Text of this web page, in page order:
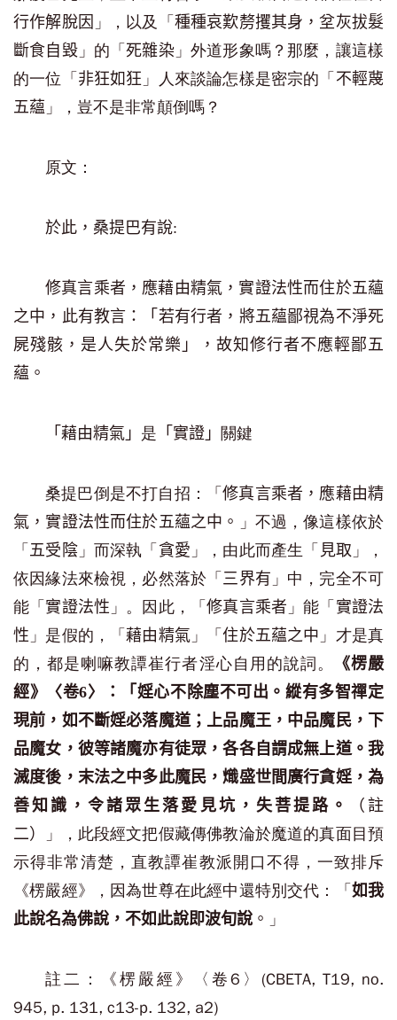
行作解脫因 」，以及「 種種哀歎剺攫其身，坌灰拔髮
斷食自毀」的「死雜染」外道形象嗎？那麼，讓這樣
的一位「 非狂如狂 」人來談論怎樣是密宗的「 不輕蔑
五蘊 」，豈不是非常顛倒嗎？
原文：
於此，桑提巴有說:
修真言乘者，應藉由精氣，實證法性而住於五蘊
之中，此有教言：「若有行者，將五蘊鄙視為不淨死
屍殘骸，是人失於常樂」，故知修行者不應輕鄙五
蘊。
「藉由精氣」 是 「實證」 關鍵
桑提巴倒是不打自招：「修真言乘者，應藉由精
氣，實證法性而住於五蘊之中。
」不過，像這樣依於
「 五受陰」而深執「 貪愛 」，由此而產生「 見取 」，
依因緣法來檢視，必然落於「 三界有 」中，完全不可
能「 實證法性 」。因此，「修真言乘者 」能「 實證法
性 」是假的，「藉由精氣 」「住於五蘊之中 」才是真
的，都是喇嘛教譚崔行者淫心自用的說詞。
《楞嚴
經》〈卷6〉：「 婬心不除塵不可出。縱有多智禪定
現前，如不斷婬必落魔道；上品魔王，中品魔民，下
品魔女，彼等諸魔亦有徒眾，各各自謂成無上道。我
滅度後，末法之中多此魔民，熾盛世間廣行貪婬，為
善知識，令諸眾生落愛見坑，失菩提路。
（註
二）
」， 此段經文把假藏傳佛教淪於魔道的真面目預
示得非常清楚，直教譚崔教派開口不得，一致排斥
《楞嚴經》，因為世尊在此經中還特別交代：「 如我
此說名為佛說，不如此說即波旬說 。 」
註二：《楞嚴經》〈卷6〉(CBETA, T19, no.
945, p. 131, c13-p. 132, a2)